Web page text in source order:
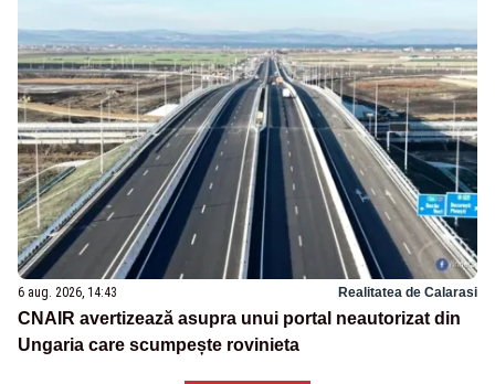
6 aug. 2026, 14:43 Realitatea de Calarasi
CNAIR avertizează asupra unui portal neautorizat din
Ungaria care scumpește rovinieta